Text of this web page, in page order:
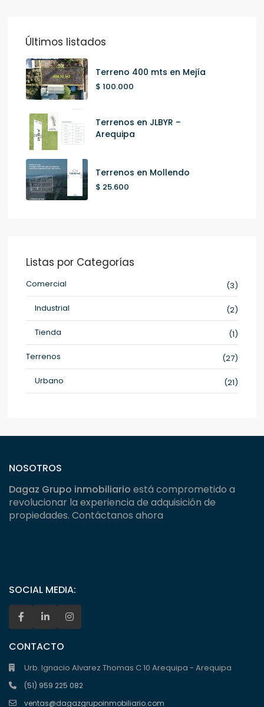
Últimos listados
Terreno 400 mts en Mejía
$ 100.000
Terrenos en JLBYR –
Arequipa
Terrenos en Mollendo
$ 25.600
Listas por Categorías
Comercial
(3)
Industrial
(2)
Tienda
(1)
Terrenos
(27)
Urbano
(21)
NOSOTROS
Dagaz Grupo inmobiliario está comprometido a
revolucionar la experiencia de adquisición de
propiedades. Contáctanos ahora
SOCIAL MEDIA:
CONTACTO
Urb. Ignacio Alvarez Thomas C 10 Arequipa - Arequipa
(51) 959 225 082
ventas@dagazgrupoinmobiliario.com